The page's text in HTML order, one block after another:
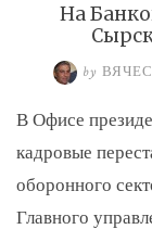
На
by
В Офисе
кадровые
оборонного
Главного